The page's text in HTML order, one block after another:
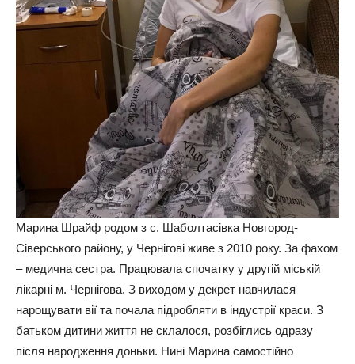
Марина Шрайф родом з с. Шаболтасівка Новгород-
Сіверського району, у Чернігові живе з 2010 року. За фахом
– медична сестра. Працювала спочатку у другій міській
лікарні м. Чернігова. З виходом у декрет навчилася
нарощувати вії та почала підробляти в індустрії краси. З
батьком дитини життя не склалося, розбіглись одразу
після народження доньки. Нині Марина самостійно